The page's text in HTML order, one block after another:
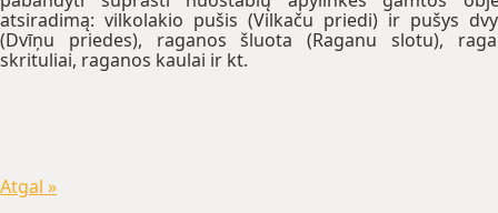
atsiradimą: vilkolakio pušis (Vilkaču priedi) ir pušys
(Dvīņu priedes), raganos šluota (Raganu slotu),
skrituliai, raganos kaulai ir kt.
Atgal »